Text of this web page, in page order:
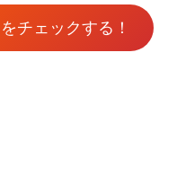
チェックする！